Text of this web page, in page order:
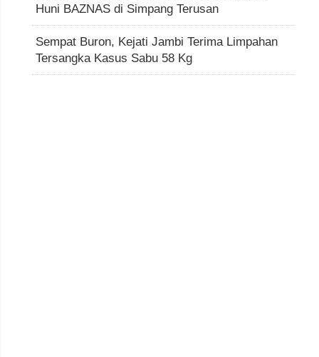
Huni BAZNAS di Simpang Terusan
Sempat Buron, Kejati Jambi Terima Limpahan
Tersangka Kasus Sabu 58 Kg